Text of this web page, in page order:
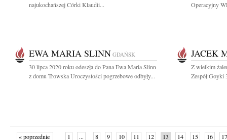
najukochańszej Córki Klaudii...
Operacyjny
EWA MARIA SLINN GDAŃSK
30 lipca 2020 roku odeszła do Pana Ewa Maria Slinn
z domu Trowska Uroczystości pogrzebowe odbyły...
JACEK
Z wielkim
Zespół Goyki
« poprzednie 1 ... 8 9 10 11 12 13 14 15 16 17